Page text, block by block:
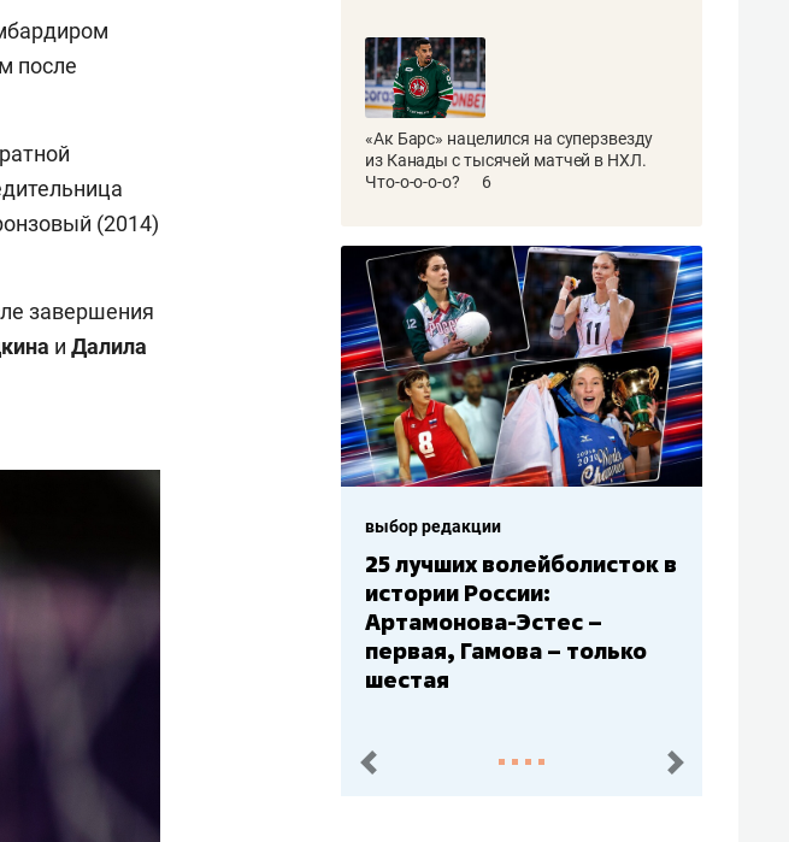
после
(2014)
завершения
и Далила
«Ак Барс» нацелился на суперзвезду
из Канады с тысячей матчей в НХЛ.
Что-о-о-о-о?
6
25 лучших волейболисток в
истории России:
первая, Гамова – только
шестая
выбор редакции
Бюджеты клубов КХЛ: СКА
– главный мажор, «Ак
Барс» – второй, «Салават
Юлаев» – середняк
пред. след.